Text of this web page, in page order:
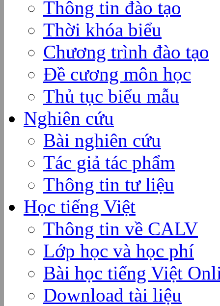
Thông tin đào tạo
Thời khóa biểu
Chương trình đào tạo
Đề cương môn học
Thủ tục biểu mẫu
Nghiên cứu
Bài nghiên cứu
Tác giả tác phẩm
Thông tin tư liệu
Học tiếng Việt
Thông tin về CALV
Lớp học và học phí
Bài học tiếng Việt
Download tài liệu